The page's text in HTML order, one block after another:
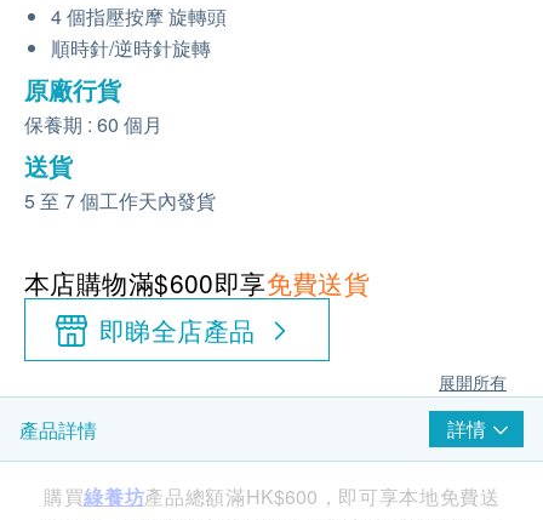
4 個指壓按摩 旋轉頭
順時針/逆時針旋轉
原廠行貨
保養期 : 60 個月
送貨
5 至 7 個工作天內發貨
本店購物滿$600即享免費送貨
即睇全店產品
展開所有
產品詳情 詳情
購買綠養坊產品總額滿HK$600，即可享本地免費送